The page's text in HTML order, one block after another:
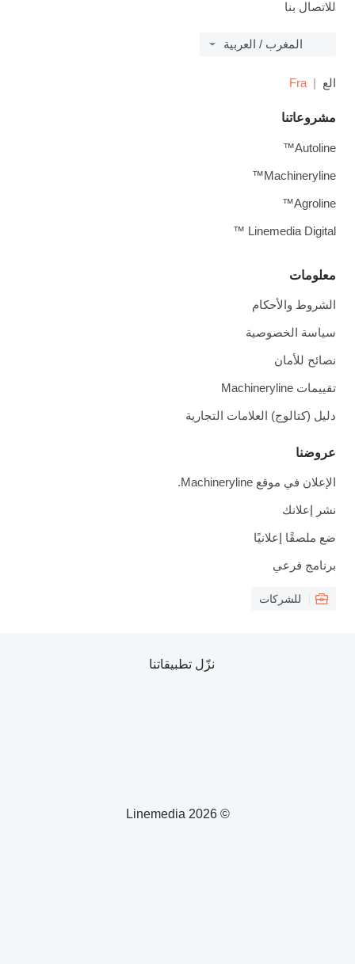
للاتصال بنا
المغرب / العربية
الع Fra
معلومات
الشروط والأحكام
سياسة الخصوصية
نصائح للأمان
تقييمات Machineryline
دليل (كتالوج) العلامات التجارية
عروضنا
الإعلان في موقع Machineryline.
نشر إعلانك
ضع ملصقًا إعلانيًا
برنامج فرعي
للشركات
مشروعاتنا
Autoline™
Machineryline™
Agroline™
Linemedia Digital ™
© 2026 Linemedia
نزّل تطبيقاتنا